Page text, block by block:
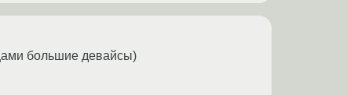
большие девайсы)